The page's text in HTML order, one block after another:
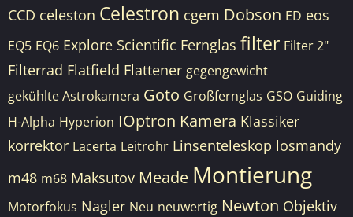
CCD celeston Celestron cgem Dobson ED eos
EQ5 EQ6 Explore Scientific Fernglas filter Filter 2"
Filterrad Flatfield Flattener gegengewicht
gekühlte Astrokamera Goto Großfernglas GSO Guiding
H-Alpha Hyperion IOptron Kamera Klassiker
korrektor Lacerta Leitrohr Linsenteleskop losmandy
m48 m68 Maksutov Meade Montierung
Motorfokus Nagler Neu neuwertig Newton Objektiv